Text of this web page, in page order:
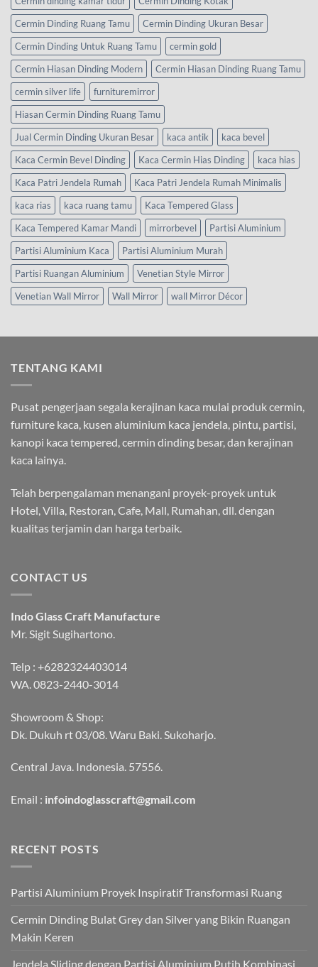
Cermin Dinding Ruang Tamu
Cermin Dinding Ukuran Besar
Cermin Dinding Untuk Ruang Tamu
cermin gold
Cermin Hiasan Dinding Modern
Cermin Hiasan Dinding Ruang Tamu
cermin silver life
furnituremirror
Hiasan Cermin Dinding Ruang Tamu
Jual Cermin Dinding Ukuran Besar
kaca antik
kaca bevel
Kaca Cermin Bevel Dinding
Kaca Cermin Hias Dinding
kaca hias
Kaca Patri Jendela Rumah
Kaca Patri Jendela Rumah Minimalis
kaca rias
kaca ruang tamu
Kaca Tempered Glass
Kaca Tempered Kamar Mandi
mirrorbevel
Partisi Aluminium
Partisi Aluminium Kaca
Partisi Aluminium Murah
Partisi Ruangan Aluminium
Venetian Style Mirror
Venetian Wall Mirror
Wall Mirror wall Mirror Décor
TENTANG KAMI
Pusat pengerjaan segala kerajinan kaca mulai produk cermin,
furniture kaca, kusen aluminium kaca jendela, pintu, partisi,
kanopi kaca tempered, cermin dinding besar, dan kerajinan
kaca lainya.
Telah berpengalaman menangani proyek-proyek untuk
Hotel, Villa, Restoran, Cafe, Mall, Rumahan, dll. dengan
kualitas terjamin dan harga terbaik.
CONTACT US
Indo Glass Craft Manufacture
Mr. Sigit Sugihartono.
Telp : +6282324403014
WA. 0823-2440-3014
Showroom & Shop:
Dk. Dukuh rt 03/08. Waru Baki. Sukoharjo.
Central Java. Indonesia. 57556.
Email : infoindoglasscraft@gmail.com
RECENT POSTS
Partisi Aluminium Proyek Inspiratif Transformasi Ruang
Cermin Dinding Bulat Grey dan Silver yang Bikin Ruangan
Makin Keren
Jendela Sliding dengan Partisi Aluminium Putih Kombinasi